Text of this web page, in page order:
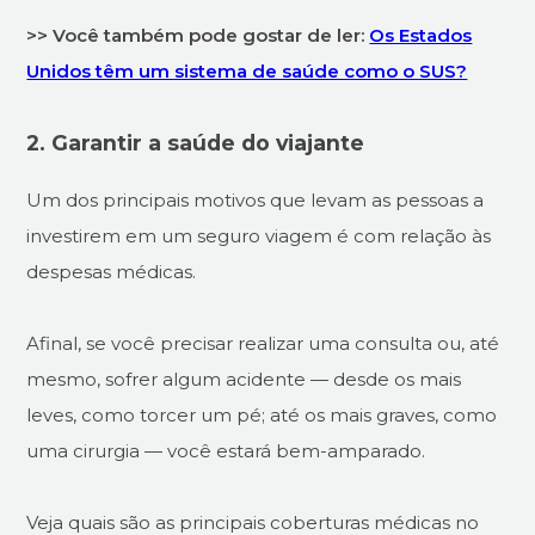
>> Você também pode gostar de ler: Os Estados
Unidos têm um sistema de saúde como o SUS?
2. Garantir a saúde do viajante
Um dos principais motivos que levam as pessoas a
investirem em um seguro viagem é com relação às
despesas médicas.
Afinal, se você precisar realizar uma consulta ou, até
mesmo, sofrer algum acidente — desde os mais
leves, como torcer um pé; até os mais graves, como
uma cirurgia — você estará bem-amparado.
Veja quais são as principais coberturas médicas no